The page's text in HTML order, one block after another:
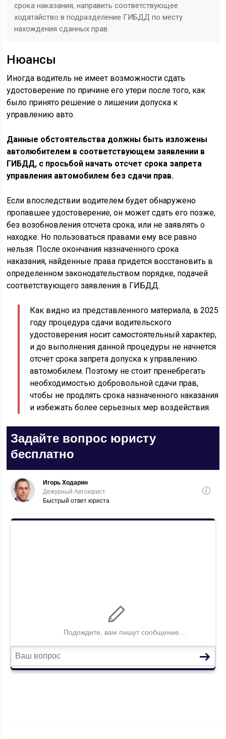
срока наказания, направить соответствующее
ходатайство в подразделение ГИБДД по месту
нахождения сданных прав.
Нюансы
Иногда водитель не имеет возможности сдать
удостоверение по причине его утери после того, как
было принято решение о лишении допуска к
управлению авто.
Данные обстоятельства должны быть изложены
автолюбителем в соответствующем заявлении в
ГИБДД, с просьбой начать отсчет срока запрета
управления автомобилем без сдачи прав.
Если впоследствии водителем будет обнаружено
пропавшее удостоверение, он может сдать его позже,
без возобновления отсчета срока, или не заявлять о
находке. Но пользоваться правами ему все равно
нельзя. После окончания назначенного срока
наказания, найденные права придется восстановить в
определенном законодательством порядке, подачей
соответствующего заявления в ГИБДД.
Как видно из представленного материала, в 2025
году процедура сдачи водительского
удостоверения носит самостоятельный характер,
и до выполнения данной процедуры не начнется
отсчет срока запрета допуска к управлению
автомобилем. Поэтому не стоит пренебрегать
необходимостью добровольной сдачи прав,
чтобы не продлять срока назначенного наказания
и избежать более серьезных мер воздействия.